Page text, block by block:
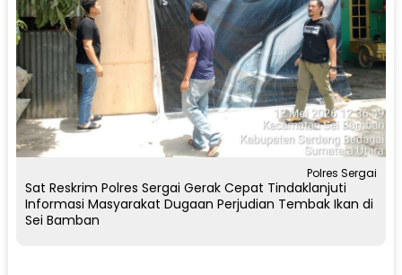
Polres Sergai
Sat Reskrim Polres Sergai Gerak Cepat Tindaklanjuti
Informasi Masyarakat Dugaan Perjudian Tembak Ikan di
Sei Bamban